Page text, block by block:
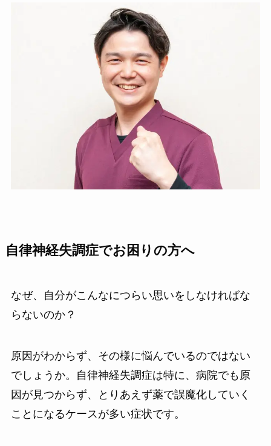
自律神経失調症でお困りの方へ
なぜ、自分がこんなにつらい思いをしなければな
らないのか？
原因がわからず、その様に悩んでいるのではない
でしょうか。自律神経失調症は特に、病院でも原
因が見つからず、とりあえず薬で誤魔化していく
ことになるケースが多い症状です。